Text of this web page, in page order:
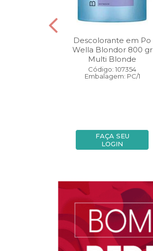
Descolorante em Po
Wella Blondor 800 gr
Multi Blonde
Código: 107354
Embalagem: PC/1
FAÇA SEU
LOGIN